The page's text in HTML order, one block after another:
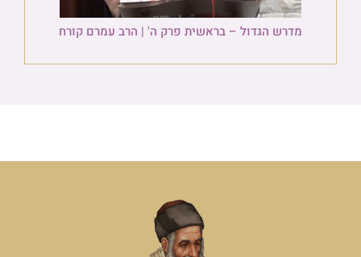
מדרש הגדול – בראשית פרק ה' | הרב עמרם קורח